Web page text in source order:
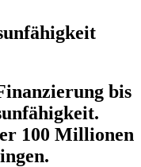
bis
100 Millionen